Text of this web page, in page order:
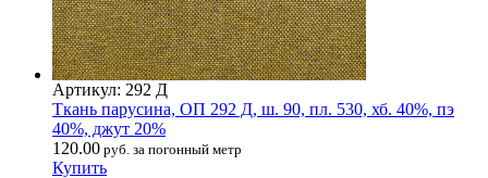
Артикул: 292 Д
Ткань парусина, ОП 292 Д, ш. 90, пл. 530, хб. 40%, пэ
40%, джут 20%
120.00 руб. за погонный метр
Купить